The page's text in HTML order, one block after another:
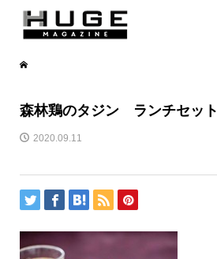
森林鶏のタジン ランチセット
2020.09.11